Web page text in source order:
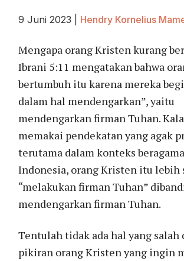
9 Juni 2023 Hendry Kornelius
Mengapa orang Kristen kurang
Ibrani 5:11 mengatakan bahwa
bertumbuh itu karena mereka
dalam hal mendengarkan”, yaitu
mendengarkan firman Tuhan.
memakai pendekatan yang agak
terutama dalam konteks
Indonesia, orang Kristen itu lebih
“melakukan firman Tuhan”
mendengarkan firman Tuhan.
Tentulah tidak ada hal yang salah
pikiran orang Kristen yang ingin